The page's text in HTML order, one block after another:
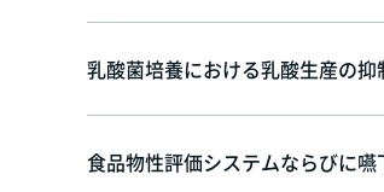
乳酸菌培養における乳酸生産の抑
食品物性評価システムならびに嚥